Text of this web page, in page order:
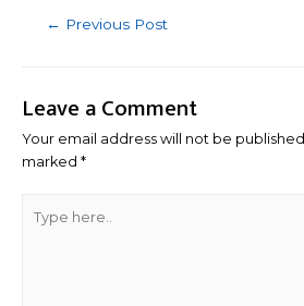
← Previous Post
Leave a Comment
Your email address will not be published.
marked *